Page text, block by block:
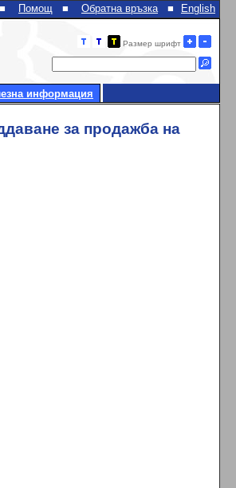
English
■ Помощ ■ Обратна връзка ■
Размер шрифт
информация
за продажба на